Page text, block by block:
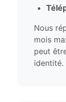
Nous
mois
peut
identité.